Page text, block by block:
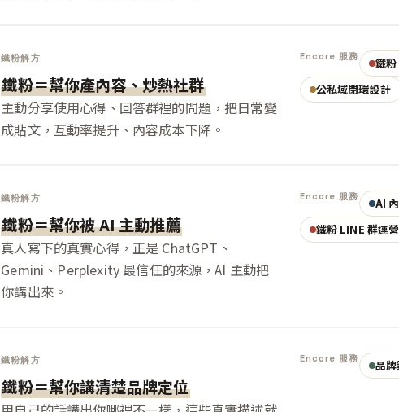
鐵粉解方
鐵粉＝幫你產內容、炒熱社群
主動分享使用心得、回答群裡的問題，把日常變
成貼文，互動率提升、內容成本下降。
Encore 服務
鐵
公私域閉環設計
鐵粉解方
鐵粉＝幫你被 AI 主動推薦
真人寫下的真實心得，正是 ChatGPT、
Gemini、Perplexity 最信任的來源，AI 主動把
你講出來。
Encore 服務
AI
鐵粉 LINE 群運營
鐵粉解方
鐵粉＝幫你講清楚品牌定位
Encore 服務 品